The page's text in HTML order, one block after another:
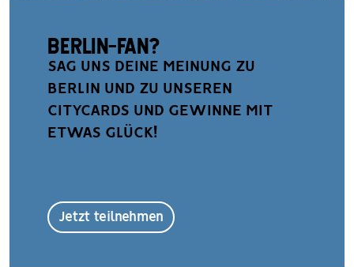
BERLIN-FAN?
SAG UNS DEINE MEINUNG ZU
BERLIN UND ZU UNSEREN
CITYCARDS UND GEWINNE MIT
ETWAS GLÜCK!
Jetzt teilnehmen